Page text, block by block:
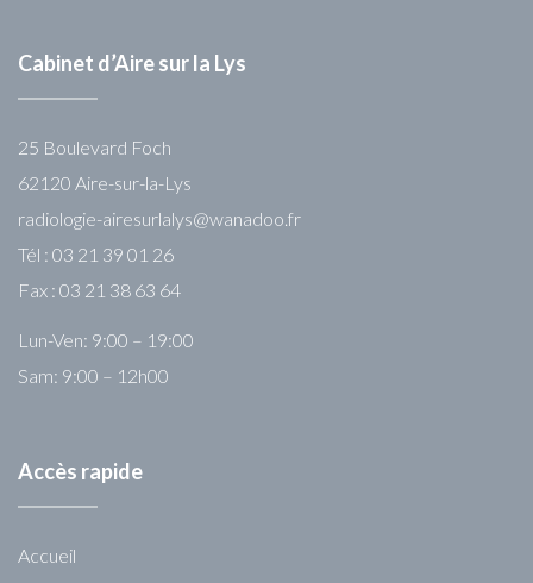
Cabinet d’Aire sur la Lys
25 Boulevard Foch
62120 Aire-sur-la-Lys
radiologie-airesurlalys@wanadoo.fr
Tél : 03 21 39 01 26
Fax : 03 21 38 63 64
Lun-Ven: 9:00 – 19:00
Sam: 9:00 – 12h00
Accès rapide
Accueil